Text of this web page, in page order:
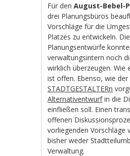
Für denAugust-Bebel-
drei Planungsbüros
Vorschläge für die
Platzes zu entwickeln.
Planungsentwürfe
verwaltungsintern noch
wirklich überzeugen. Wie
ist offen. Ebenso, wie der
STADTGESTALTERn
Alternativentwurfin die
einfließen soll. Einen
offenen
vorliegenden Vorschläge
bisher weder
Verwaltung.